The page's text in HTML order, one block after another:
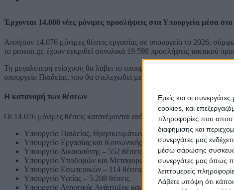
Εμείς και οι
cookies, και
πληροφορίες που
διαφήμισης και
συνεργάτες μας
μέσω σάρωσης
συνεργάτες μας όπως
λεπτομερείς
Λάβετε υπόψη ότι
Έρχονται 14.000 νέες μόνιμες προσλήψεις στα Υπουργεία μέσα στο
Ανοίγουν 14.076 μόνιμες θέσεις εργασίας σε υπουργεία το 2026,
το proson.gr, έχουν εγκριθεί συνολικά 19.598 προσλήψεις τακτικού
Τη μεγαλύτερη ενίσχυση θα λάβει το υπουργείο Υγείας, όπου
υπουργείο Παιδείας, που θα στελεχωθεί με 1.318 νέους υπαλλήλους.
Η κατανομή των θέσεων
Οι 14.076 μόνιμες θέσεις κατανέμονται ανά υπουργείο ως εξής:
Υπουργείο Παιδείας, Θρησκευμάτων – 1.318 θέσεις
Υπουργείο Εργασίας και Κοινωνικής Ασφάλισης – 283 θέσεις
Υπουργείο Δικαιοσύνης – 552 θέσεις
Υπουργείο Υποδομών και Μεταφορών – 589 θέσεις
Υπουργείο Εσωτερικών – 114 θέσεις
Υπουργείο Υγείας – 5.208 θέσεις
Υπουργείο Αγροτικής Ανάπτυξης και Τροφίμων – 60 θέσεις